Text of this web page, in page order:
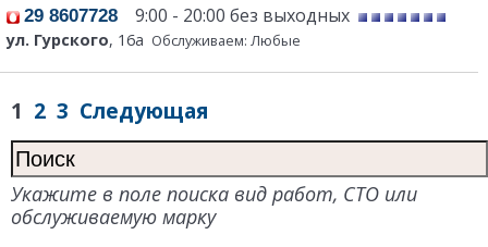
29 8607728 9:00 - 20:00 без выходных
ул. Гурского, 16а Обслуживаем: Любые
1 2 3 Следующая
Укажите в поле поиска вид работ, СТО или
обслуживаемую марку